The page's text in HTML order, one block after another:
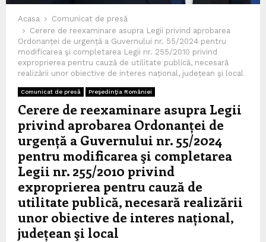
Acasa
Comunicat de presă
Cerere de reexaminare asupra Legii privind aprobarea
Ordonanței de urgență a Guvernului nr. 55/2024 pentru
modificarea şi completarea Legii nr. 255/2010 privind
exproprierea pentru cauză de utilitate publică, necesară
realizării unor obiective de interes național, județean şi local
Comunicat de presă Preşedinţia României
Cerere de reexaminare asupra Legii
privind aprobarea Ordonanței de
urgență a Guvernului nr. 55/2024
pentru modificarea şi completarea
Legii nr. 255/2010 privind
exproprierea pentru cauză de
utilitate publică, necesară realizării
unor obiective de interes național,
județean şi local